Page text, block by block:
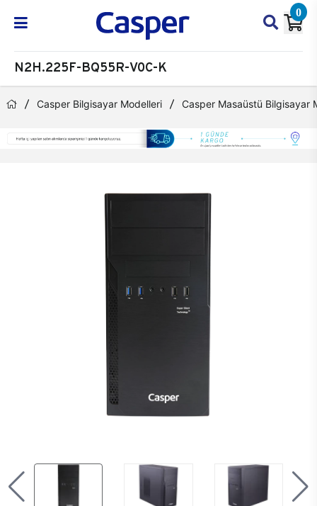
0
N2H.225F-BQ55R-V0C-K
Casper Bilgisayar Modelleri Casper Masaüstü Bilgisayar